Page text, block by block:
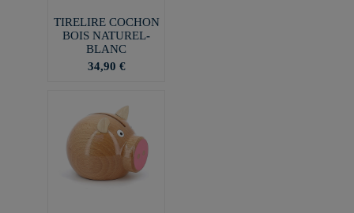
TIRELIRE COCHON
BOIS NATUREL-
BLANC
34,90 €